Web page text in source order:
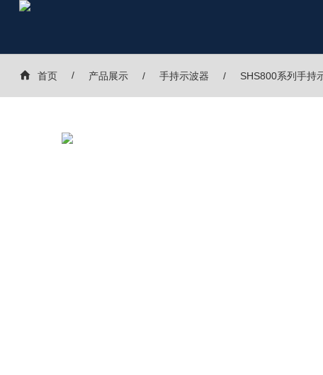
首页 产品展示 手持示波器 SHS800系列手持